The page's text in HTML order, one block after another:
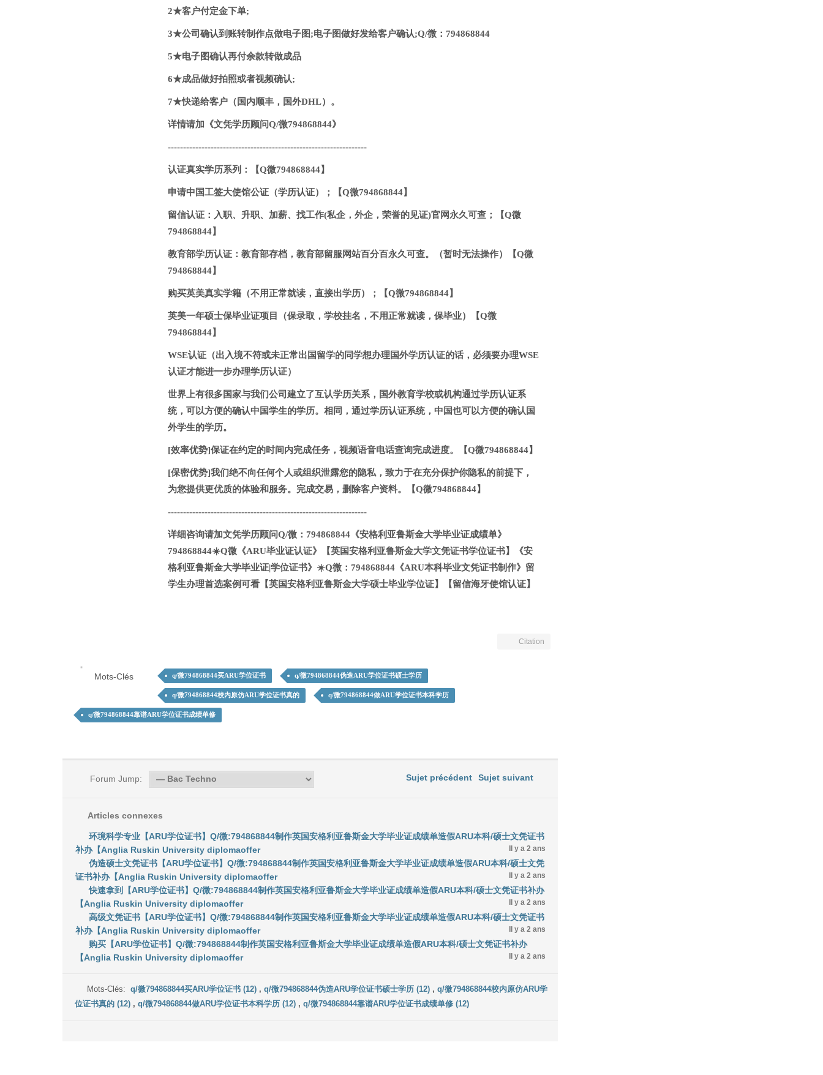
2★客户付定金下单;
3★公司确认到账转制作点做电子图;电子图做好发给客户确认;Q/微：794868844
5★电子图确认再付余款转做成品
6★成品做好拍照或者视频确认;
7★快递给客户（国内顺丰，国外DHL）。
详情请加《文凭学历顾问Q/微794868844》
-----------------------------------------------------------------
认证真实学历系列：【Q微794868844】
申请中国工签大使馆公证（学历认证）；【Q微794868844】
留信认证：入职、升职、加薪、找工作(私企，外企，荣誉的见证)官网永久可查；【Q微
794868844】
教育部学历认证：教育部存档，教育部留服网站百分百永久可查。（暂时无法操作）【Q微
794868844】
购买英美真实学籍（不用正常就读，直接出学历）；【Q微794868844】
英美一年硕士保毕业证项目（保录取，学校挂名，不用正常就读，保毕业）【Q微
794868844】
WSE认证（出入境不符或未正常出国留学的同学想办理国外学历认证的话，必须要办理WSE
认证才能进一步办理学历认证）
世界上有很多国家与我们公司建立了互认学历关系，国外教育学校或机构通过学历认证系
统，可以方便的确认中国学生的学历。相同，通过学历认证系统，中国也可以方便的确认国
外学生的学历。
[效率优势]保证在约定的时间内完成任务，视频语音电话查询完成进度。【Q微794868844】
[保密优势]我们绝不向任何个人或组织泄露您的隐私，致力于在充分保护你隐私的前提下，
为您提供更优质的体验和服务。完成交易，删除客户资料。【Q微794868844】
-----------------------------------------------------------------
详细咨询请加文凭学历顾问Q/微：794868844《安格利亚鲁斯金大学毕业证成绩单》
794868844☀️Q微《ARU毕业证认证》【英国安格利亚鲁斯金大学文凭证书学位证书】《安
格利亚鲁斯金大学毕业证|学位证书》☀️Q微：794868844《ARU本科毕业文凭证书制作》留
学生办理首选案例可看【英国安格利亚鲁斯金大学硕士毕业学位证】【留信海牙使馆认证】
Citation
Mots-Clés q/微794868844买ARU学位证书 q/微794868844伪造ARU学位证书硕士学历
q/微794868844校内原仿ARU学位证书真的 q/微794868844做ARU学位证书本科学历
q/微794868844靠谱ARU学位证书成绩单修
Forum Jump: Sujet précédent Sujet suivant
Articles connexes
环境科学专业【ARU学位证书】Q/微:794868844制作英国安格利亚鲁斯金大学毕业证成绩单造假ARU本科/硕士文凭证书
补办【Anglia Ruskin University diplomaoffer
Il y a 2 ans
伪造硕士文凭证书【ARU学位证书】Q/微:794868844制作英国安格利亚鲁斯金大学毕业证成绩单造假ARU本科/硕士文凭
证书补办【Anglia Ruskin University diplomaoffer
Il y a 2 ans
快速拿到【ARU学位证书】Q/微:794868844制作英国安格利亚鲁斯金大学毕业证成绩单造假ARU本科/硕士文凭证书补办
【Anglia Ruskin University diplomaoffer
Il y a 2 ans
高级文凭证书【ARU学位证书】Q/微:794868844制作英国安格利亚鲁斯金大学毕业证成绩单造假ARU本科/硕士文凭证书
补办【Anglia Ruskin University diplomaoffer
Il y a 2 ans
购买【ARU学位证书】Q/微:794868844制作英国安格利亚鲁斯金大学毕业证成绩单造假ARU本科/硕士文凭证书补办
【Anglia Ruskin University diplomaoffer
Il y a 2 ans
Mots-Clés:q/微794868844买ARU学位证书 (12) , q/微794868844伪造ARU学位证书硕士学历 (12) , q/微794868844校内原仿ARU学
位证书真的 (12) , q/微794868844做ARU学位证书本科学历 (12) , q/微794868844靠谱ARU学位证书成绩单修 (12)